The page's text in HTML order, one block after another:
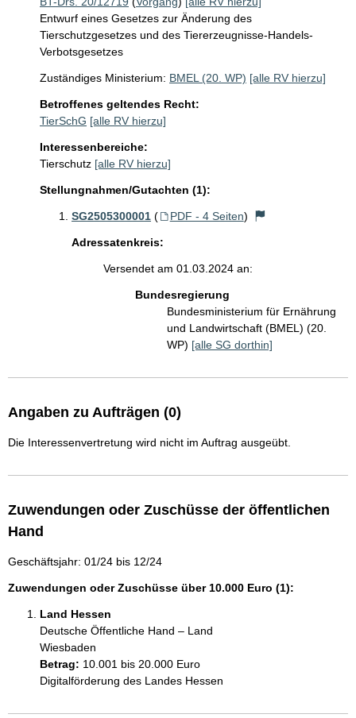
Entwurf eines Gesetzes zur Änderung des
Tierschutzgesetzes und des Tiererzeugnisse-Handels-
Verbotsgesetzes
Zuständiges Ministerium: BMEL (20. WP) [alle RV hierzu]
Betroffenes geltendes Recht:
TierSchG [alle RV hierzu]
Interessenbereiche:
Tierschutz [alle RV hierzu]
Stellungnahmen/Gutachten (1):
SG2505300001 ( PDF - 4 Seiten)
Adressatenkreis:
Versendet am 01.03.2024 an:
Bundesregierung
Bundesministerium für Ernährung
und Landwirtschaft (BMEL) (20.
WP) [alle SG dorthin]
Angaben zu Aufträgen (0)
Die Interessenvertretung wird nicht im Auftrag ausgeübt.
Zuwendungen oder Zuschüsse der öffentlichen
Hand
Geschäftsjahr: 01/24 bis 12/24
Zuwendungen oder Zuschüsse über 10.000 Euro (1):
Land Hessen
Deutsche Öffentliche Hand – Land
Wiesbaden
Betrag: 10.001 bis 20.000 Euro
Digitalförderung des Landes Hessen